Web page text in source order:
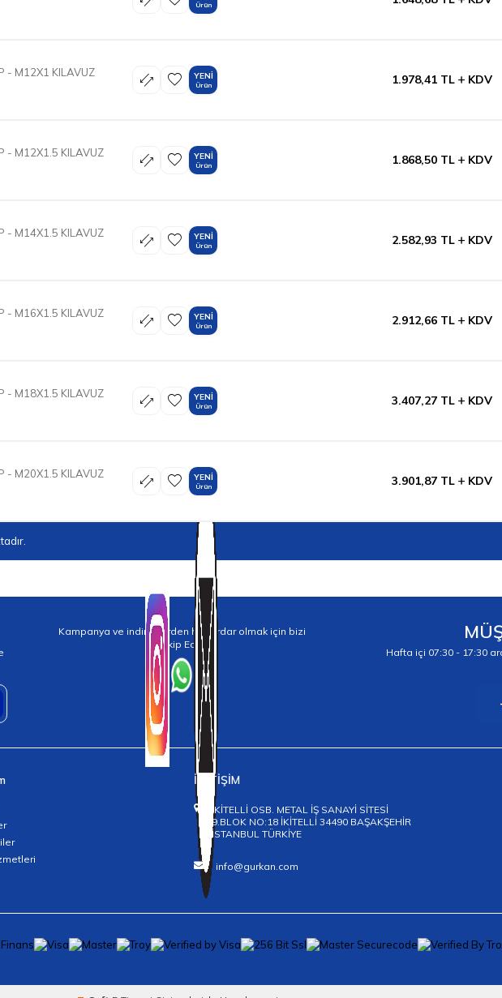
Ürün
- M12X1 KILAVUZ
YENI
Ürün 1.978,41 TL KDV
- M12X1.5 KILAVUZ
YENI
Ürün 1.868,50 TL KDV
- M14X1.5 KILAVUZ
YENI
Ürün 2.582,93 TL KDV
- M16X1.5 KILAVUZ
YENI
Ürün 2.912,66 TL KDV
- M18X1.5 KILAVUZ
YENI
Ürün 3.407,27 TL KDV
- M20X1.5 KILAVUZ
YENI
Ürün 3.901,87 TL KDV
Kampanya ve indirimlerden haberdar olmak için bizi
Takip Edin!
Hafta içi 07:30 - 17:30
İLETİŞİM
İKİTELLİ OSB. METAL İŞ SANAYİ SİTESİ
9.BLOK NO:18 İKİTELLİ 34490 BAŞAKŞEHİR
İSTANBUL TÜRKİYE
info@gurkan.com